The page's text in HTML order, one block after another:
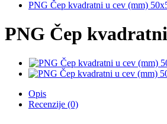
PNG Čep kvadratni u cev (mm)
PNG Čep
Opis
Recenzije (0)